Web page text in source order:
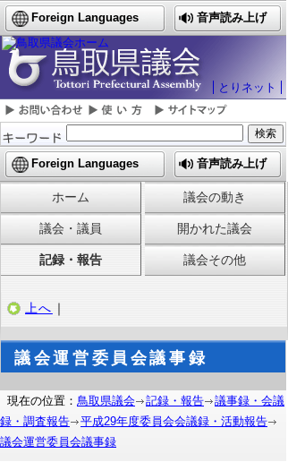
Foreign Languages 音声読み上げ
とりネット
Foreign Languages 音声読み上げ
ホーム 議会の動き
議会・議員 開かれた議会
記録・報告 議会その他
上へ ｜
議会運営委員会議事録
現在の位置： 鳥取県議会 記録・報告
議事録・会議
録・調査報告
平成29年度委員会会議録・活動報告
議会運営委員会議事録